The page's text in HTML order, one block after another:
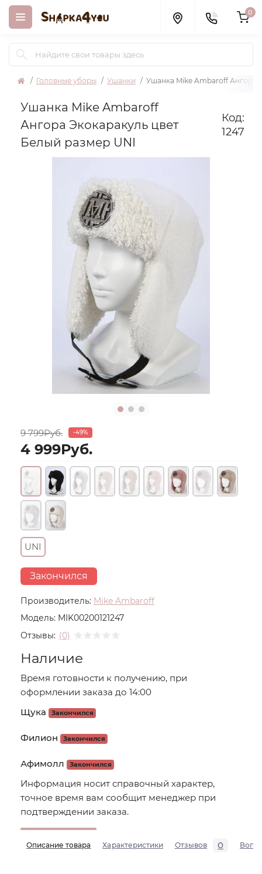
0
Головные уборы Ушанки Ушанка Mike Ambaroff Ангора
Ушанка Mike Ambaroff
Ангора Экокаракуль цвет
Белый размер UNI
Код:
1247
Производитель: Mike Ambaroff
Модель: MIK00200121247
Отзывы: (0)
9 799Руб. -49%
4 999Руб.
UNI
Закончился
Наличие
Время готовности к получению, при
оформлении заказа до 14:00
Щука
Закончился
Филион Закончился
Афимолл Закончился
Информация носит справочный характер,
точное время вам сообщит менеджер при
подтверждении заказа.
Описание товара Характеристики Отзывов 0